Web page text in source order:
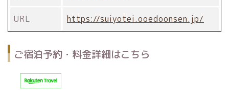
URL https://suiyotei.ooedoonsen.jp/
ご宿泊予約・料金詳細はこちら